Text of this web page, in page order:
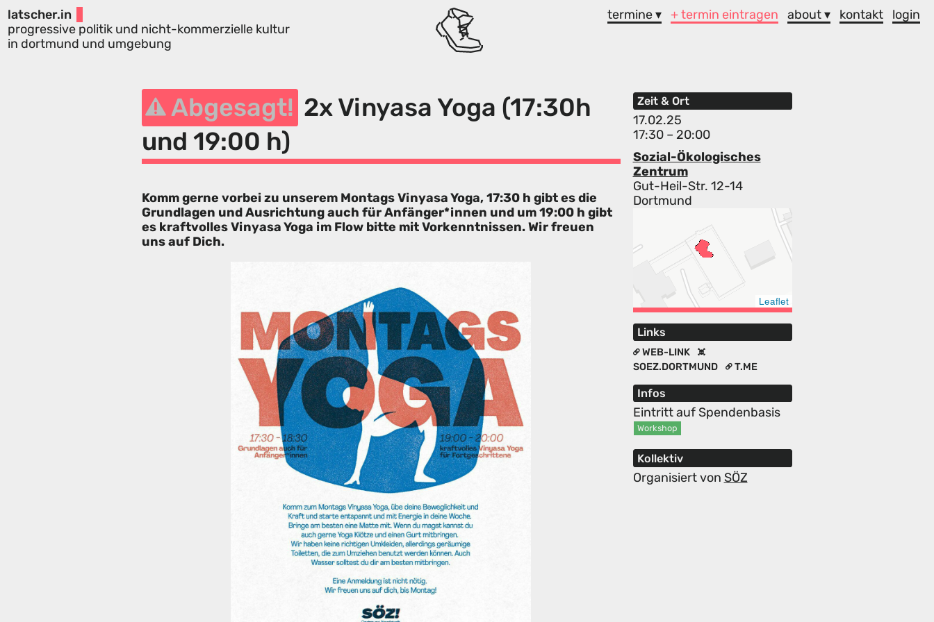
latscher.in
progressive politik und nicht-kommerzielle kultur
in dortmund und umgebung
termine ▾ + termin eintragen about ▾ kontakt login
Abgesagt! 2x Vinyasa Yoga (17:30h
und 19:00 h)
Zeit & Ort
17.02.25
17:30 – 20:00
Sozial-Ökologisches
Zentrum
Gut-Heil-Str. 12-14
Dortmund
Leaflet
Links
WEB-LINK
SOEZ.DORTMUND
T.ME
Infos
Eintritt auf Spendenbasis
Workshop
Kollektiv
Organisiert von SÖZ
Komm gerne vorbei zu unserem Montags Vinyasa Yoga, 17:30 h gibt es die
Grundlagen und Ausrichtung auch für Anfänger*innen und um 19:00 h gibt
es kraftvolles Vinyasa Yoga im Flow bitte mit Vorkenntnissen. Wir freuen
uns auf Dich.